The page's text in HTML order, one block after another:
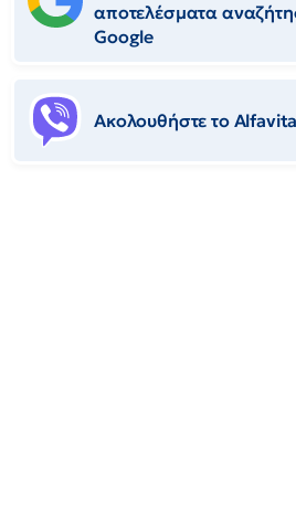
αποτελέσματα
Google
Ακολουθήστε το